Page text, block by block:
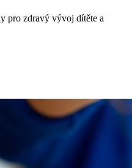
pro zdravý vývoj dítěte a